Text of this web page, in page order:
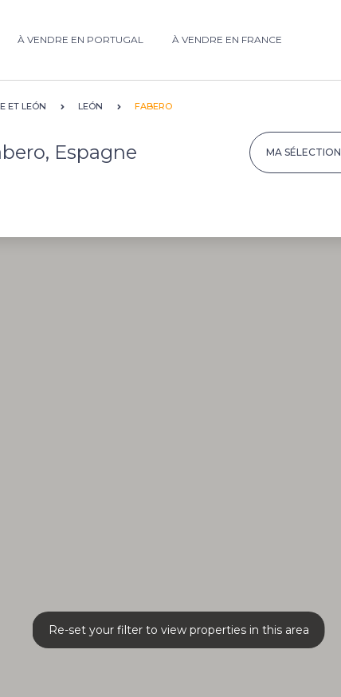
À VENDRE EN PORTUGAL À VENDRE EN FRANCE
ET LEÓN LEÓN FABERO
Espagne MA SÉLECTION
Re-set your filter to view properties in this area